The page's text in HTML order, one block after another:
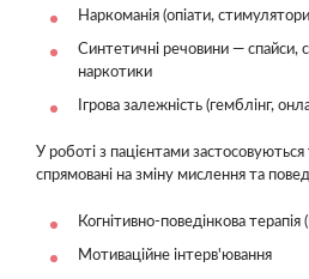
Наркоманія (опіати,
Синтетичні речовини — спайси,
наркотики
Ігрова залежність (гемблінг,
У роботі з пацієнтами застосовуються
спрямовані на зміну мислення та
Когнітивно-поведінкова
Мотиваційне інтерв'ювання